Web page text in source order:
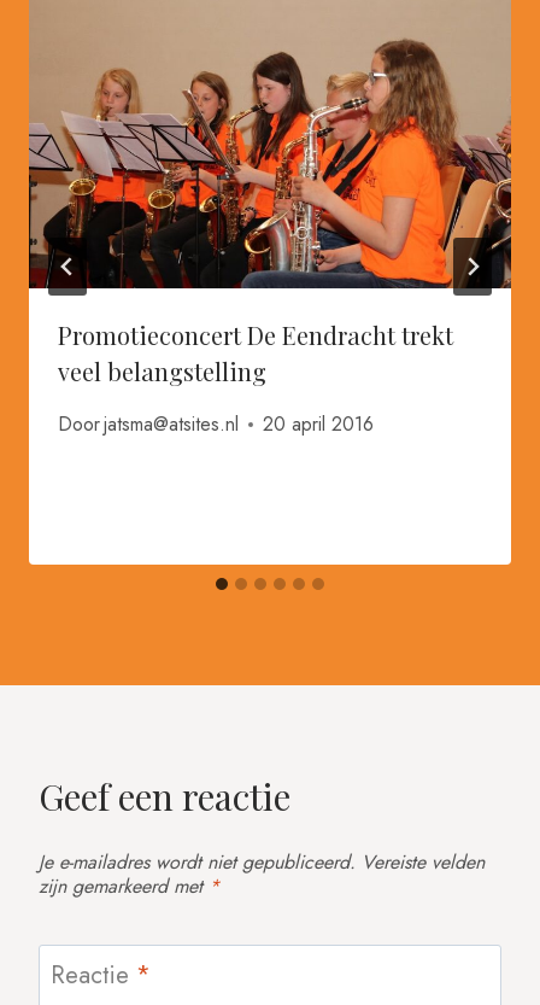
Promotieconcert De Eendracht trekt
veel belangstelling
Doorjatsma@atsites.nl 20 april 2016
Geef een reactie
Je e-mailadres wordt niet gepubliceerd. Vereiste velden
zijn gemarkeerd met *
Reactie *